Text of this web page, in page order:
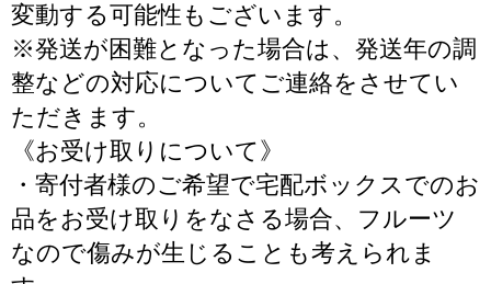
変動する可能性もございます。
※発送が困難となった場合は、発送年の調
整などの対応についてご連絡をさせてい
ただきます。
《お受け取りについて》
・寄付者様のご希望で宅配ボックスでのお
品をお受け取りをなさる場合、フルーツ
なので傷みが生じることも考えられま